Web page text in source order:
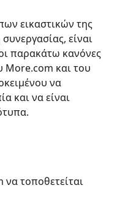
εικαστικών της
είναι
παρακάτω κανόνες
και του
να
και να είναι
τοποθετείται